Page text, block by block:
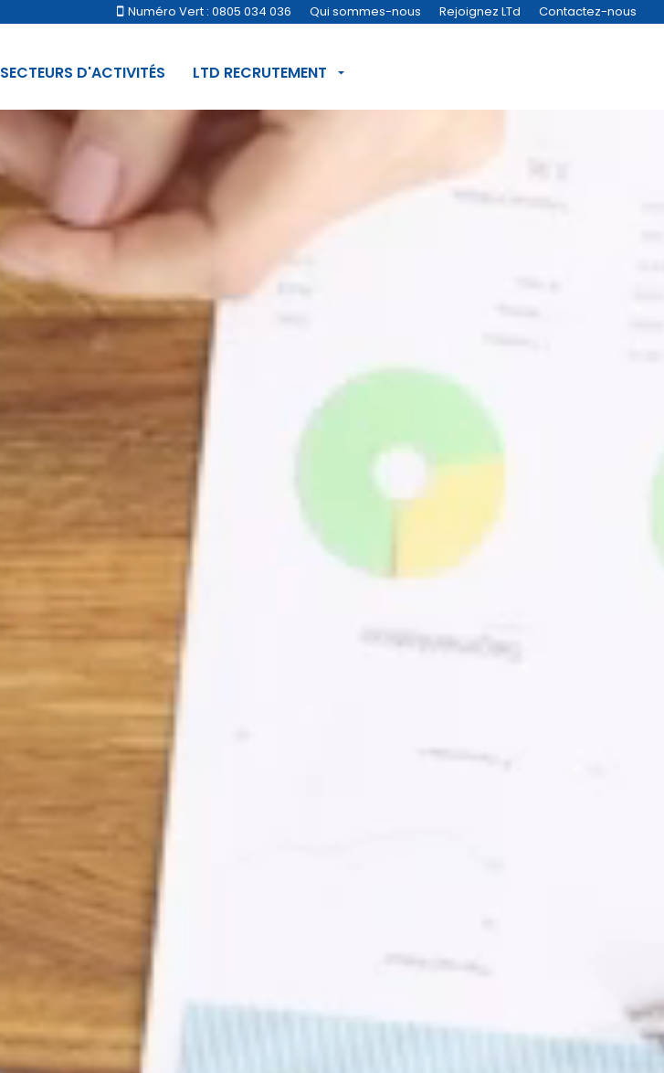
Numéro Vert : 0805 034 036 Qui sommes-nous Rejoignez LTd Contactez-nous
SECTEURS D'ACTIVITÉS LTD RECRUTEMENT